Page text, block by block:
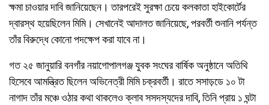
ক্ষমা চাওয়ার দাবি জানিয়েছেন। তারপরেই সুরক্ষা চেয়ে কলকাতা হাইকোর্টের
দ্বারস্থ হয়েছিলেন মিমি। সেখানেই আদালত জানিয়েছে, পরবর্তী শুনানি পর্যন্ত
তাঁর বিরুদ্ধে কোনো পদক্ষেপ করা যাবে না।
গত ২৫ জানুয়ারি বনগাঁর নয়াগোপালগঞ্জ যুবক সংঘের বার্ষিক অনুষ্ঠানে অতিথি
হিসেবে আমন্ত্রিত ছিলেন অভিনেত্রী মিমি চক্রবর্তী। রাতে সসাড়ডে ১০ টা
নাগাদ তাঁর মঞ্চে ওঠার কথা থাকলেও ক্লাব সসদস্যদের দাবি, তিনি প্রায় ১ ঘন্টা